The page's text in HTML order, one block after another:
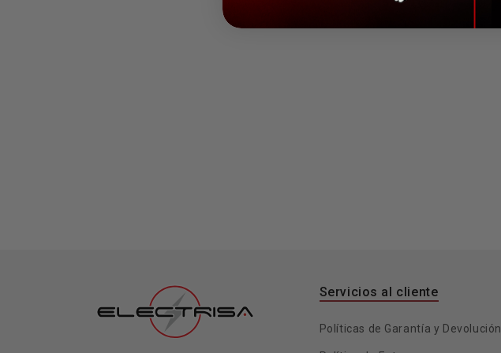
Servicios al cliente
Políticas de Garantía y Devolución